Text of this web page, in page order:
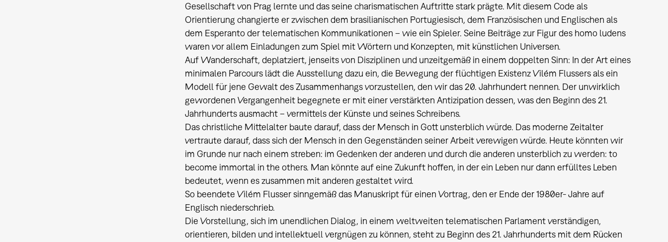
Gesellschaft von Prag lernte und das seine charismatischen Auftritte stark prägte. Mit diesem Code als
Orientierung changierte er zwischen dem brasilianischen Portugiesisch, dem Französischen und Englischen als
dem Esperanto der telematischen Kommunikationen – wie ein Spieler. Seine Beiträge zur Figur des homo ludens
waren vor allem Einladungen zum Spiel mit Wörtern und Konzepten, mit künstlichen Universen.
Auf Wanderschaft, deplatziert, jenseits von Disziplinen und unzeitgemäß in einem doppelten Sinn: In der Art eines
minimalen Parcours lädt die Ausstellung dazu ein, die Bewegung der flüchtigen Existenz Vilém Flussers als ein
Modell für jene Gewalt des Zusammenhangs vorzustellen, den wir das 20. Jahrhundert nennen. Der unwirklich
gewordenen Vergangenheit begegnete er mit einer verstärkten Antizipation dessen, was den Beginn des 21.
Jahrhunderts ausmacht – vermittels der Künste und seines Schreibens.
Das christliche Mittelalter baute darauf, dass der Mensch in Gott unsterblich würde. Das moderne Zeitalter
vertraute darauf, dass sich der Mensch in den Gegenständen seiner Arbeit verewigen würde. Heute könnten wir
im Grunde nur nach einem streben: im Gedenken der anderen und durch die anderen unsterblich zu werden: to
become immortal in the others. Man könnte auf eine Zukunft hoffen, in der ein Leben nur dann erfülltes Leben
bedeutet, wenn es zusammen mit anderen gestaltet wird.
So beendete Vilém Flusser sinngemäß das Manuskript für einen Vortrag, den er Ende der 1980er- Jahre auf
Englisch niederschrieb.
Die Vorstellung, sich im unendlichen Dialog, in einem weltweiten telematischen Parlament verständigen,
orientieren, bilden und intellektuell vergnügen zu können, steht zu Beginn des 21. Jahrhunderts mit dem Rücken